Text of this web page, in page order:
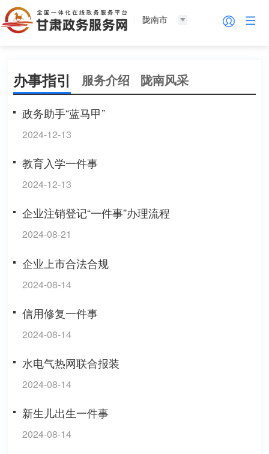
陇南市
办事指引 服务介绍 陇南风采
政务助手“蓝马甲”
2024-12-13
教育入学一件事
2024-12-13
企业注销登记“一件事”办理流程
2024-08-21
企业上市合法合规
2024-08-14
信用修复一件事
2024-08-14
水电气热网联合报装
2024-08-14
新生儿出生一件事
2024-08-14